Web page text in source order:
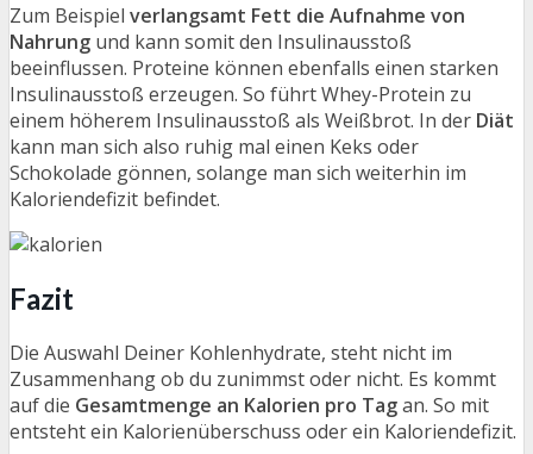
Zum Beispiel verlangsamt Fett die Aufnahme von
Nahrung und kann somit den Insulinausstoß
beeinflussen. Proteine können ebenfalls einen starken
Insulinausstoß erzeugen. So führt Whey-Protein zu
einem höherem Insulinausstoß als Weißbrot. In der Diät
kann man sich also ruhig mal einen Keks oder
Schokolade gönnen, solange man sich weiterhin im
Kaloriendefizit befindet.
Fazit
Die Auswahl Deiner Kohlenhydrate, steht nicht im
Zusammenhang ob du zunimmst oder nicht. Es kommt
auf die Gesamtmenge an Kalorien pro Tagan. So mit
entsteht ein Kalorienüberschuss oder ein Kaloriendefizit.